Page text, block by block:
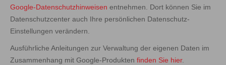
Google-Datenschutzhinweisen entnehmen. Dort können Sie im
Datenschutzcenter auch Ihre persönlichen Datenschutz-
Einstellungen verändern.
Ausführliche Anleitungen zur Verwaltung der eigenen Daten im
Zusammenhang mit Google-Produkten finden Sie hier.